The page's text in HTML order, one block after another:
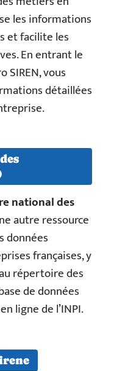
les informations
et facilite les
En entrant le
SIREN, vous
détaillées
national des
autre ressource
données
françaises, y
répertoire des
de données
ligne de l’INPI.